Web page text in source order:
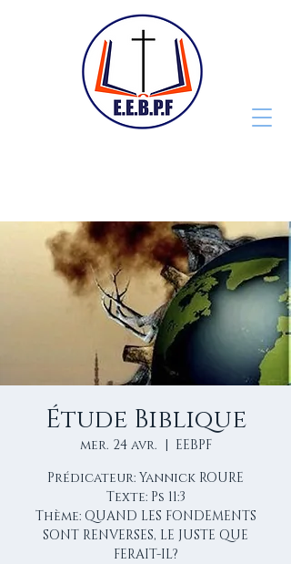
Étude Biblique
mer. 24 avr.
  |
EEBPF
Prédicateur: Yannick ROURE
Texte: Ps 11:3
Thème: QUAND LES FONDEMENTS
SONT RENVERSES, LE JUSTE QUE
FERAIT-IL?